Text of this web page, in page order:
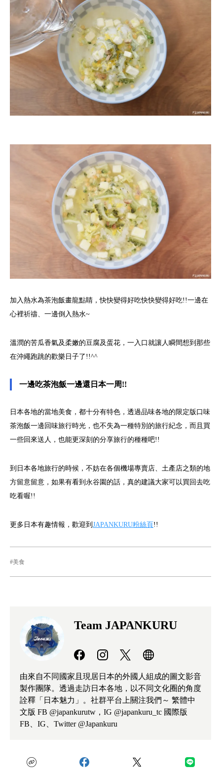
加入熱水為茶泡飯畫龍點睛，快快變得好吃快快變得好吃!!一邊在
心裡祈禱、一邊倒入熱水~
溫潤的苦瓜香氣及柔嫩的豆腐及蛋花，一入口就讓人瞬間想到那些
在沖繩跑跳的歡樂日子了!!^^
一邊吃茶泡飯一邊還日本一周!!
日本各地的當地美食，都十分有特色，透過品味各地的限定版口味
茶泡飯一邊回味旅行時光，也不失為一種特別的旅行紀念，而且買
一些回來送人，也能更深刻的分享旅行的種種吧!!
到日本各地旅行的時候，不妨在各個機場專賣店、土產店之類的地
方留意留意，如果有看到永谷園的話，真的建議大家可以買回去吃
吃看喔!!
更多日本有趣情報，歡迎到 JAPANKURU粉絲頁 !!
美食
Team JAPANKURU
由來自不同國家且現居日本的外國人組成的圖文影音
製作團隊。透過走訪日本各地，以不同文化圈的角度
詮釋「日本魅力」。社群平台上關注我們～ 繁體中
文版 FB @japankurutw，IG @japankuru_tc 國際版
FB、IG、Twitter @Japankuru